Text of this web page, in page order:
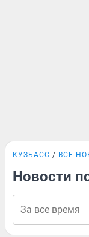
КУЗБАСС ВСЕ
Новости